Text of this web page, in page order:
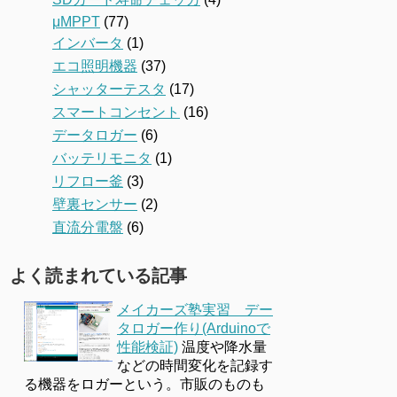
μMPPT (77)
インバータ (1)
エコ照明機器 (37)
シャッターテスタ (17)
スマートコンセント (16)
データロガー (6)
バッテリモニタ (1)
リフロー釜 (3)
壁裏センサー (2)
直流分電盤 (6)
よく読まれている記事
メイカーズ塾実習 デー
タロガー作り(Arduinoで
性能検証) 温度や降水量
などの時間変化を記録す
る機器をロガーという。市販のものも